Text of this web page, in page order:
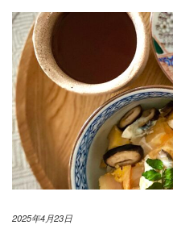
2025年4月23日